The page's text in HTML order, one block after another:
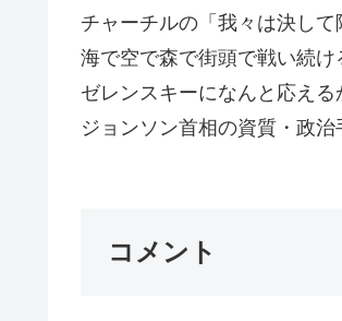
チャーチルの「我々は決し
海で空で森で街頭で戦い続
ゼレンスキーになんと応え
ジョンソン首相の資質・政
コメント